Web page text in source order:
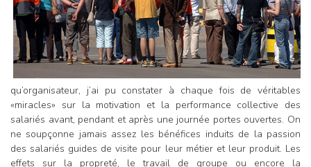
qu’organisateur, j’ai pu constater à chaque fois de véritables
«miracles» sur la motivation et la performance collective des
salariés avant, pendant et après une journée portes ouvertes. On
ne soupçonne jamais assez les bénéfices induits de la passion
des salariés guides de visite pour leur métier et leur produit. Les
effets sur la propreté, le travail de groupe ou encore la